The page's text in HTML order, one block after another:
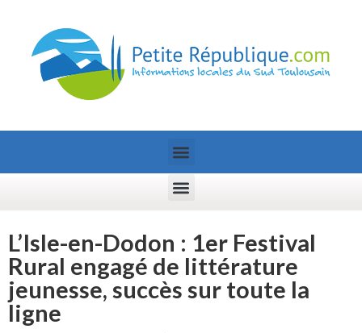
L’Isle-en-Dodon : 1er Festival
Rural engagé de littérature
jeunesse, succès sur toute la
ligne